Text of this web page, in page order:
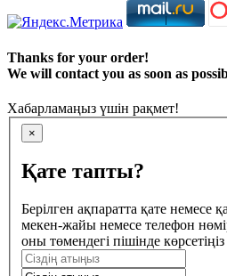
Thanks for your order!
We will contact you as soon as
Хабарламаңыз үшін рақмет!
×
Қате тапты?
Берілген ақпаратта қате немесе
мекен-жайы немесе телефон
оны төмендегі пішінде